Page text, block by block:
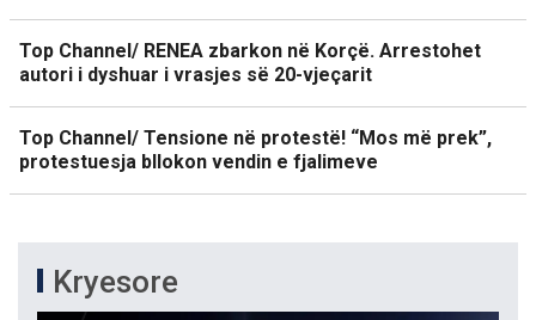
Top Channel/ RENEA zbarkon në Korçë. Arrestohet
autori i dyshuar i vrasjes së 20-vjeçarit
Top Channel/ Tensione në protestë! “Mos më prek”,
protestuesja bllokon vendin e fjalimeve
Kryesore